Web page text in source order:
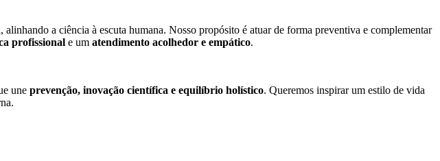
, alinhando a ciência à escuta humana. Nosso propósito é atuar de forma preventiva e complementar
profissional e um atendimento acolhedor e empático.
une prevenção, inovação científica e equilíbrio holístico. Queremos inspirar um estilo de vida